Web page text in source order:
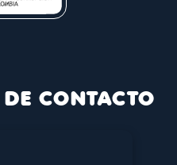
CONTACTO